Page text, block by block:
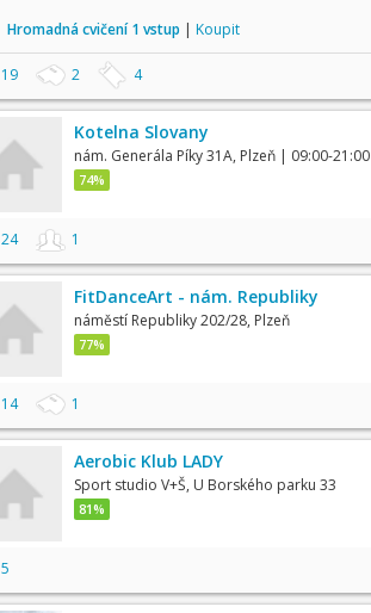
Hromadná cvičení 1 vstup | Koupit
19 2 4
Kotelna Slovany
nám. Generála Píky 31A, Plzeň | 09:00-21:00
74%
24 1
FitDanceArt - nám. Republiky
náměstí Republiky 202/28, Plzeň
77%
14 1
Aerobic Klub LADY
Sport studio V+Š, U Borského parku 33
81%
5